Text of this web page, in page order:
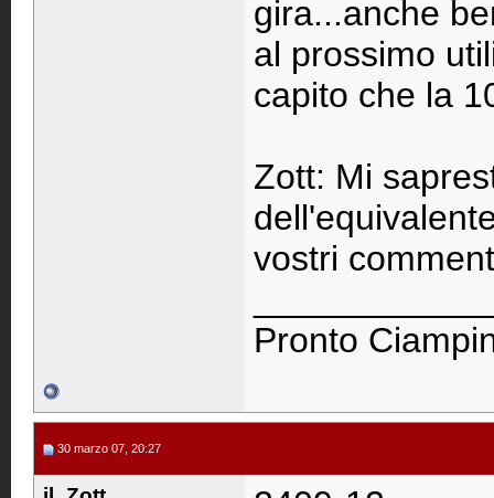
gira...anche
al prossimo
capito che la
Zott: Mi
vostri
Pronto
30 marzo 07, 20:27